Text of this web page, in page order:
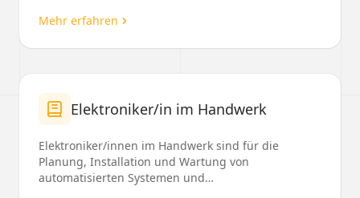
Mehr erfahren
Elektroniker/in im Handwerk
Elektroniker/innen im Handwerk sind für die
Planung, Installation und Wartung von
automatisierten Systemen und